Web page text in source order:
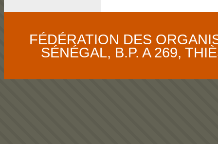
FÉDÉRATION DES
SÉNÉGAL, B.P. A 269,